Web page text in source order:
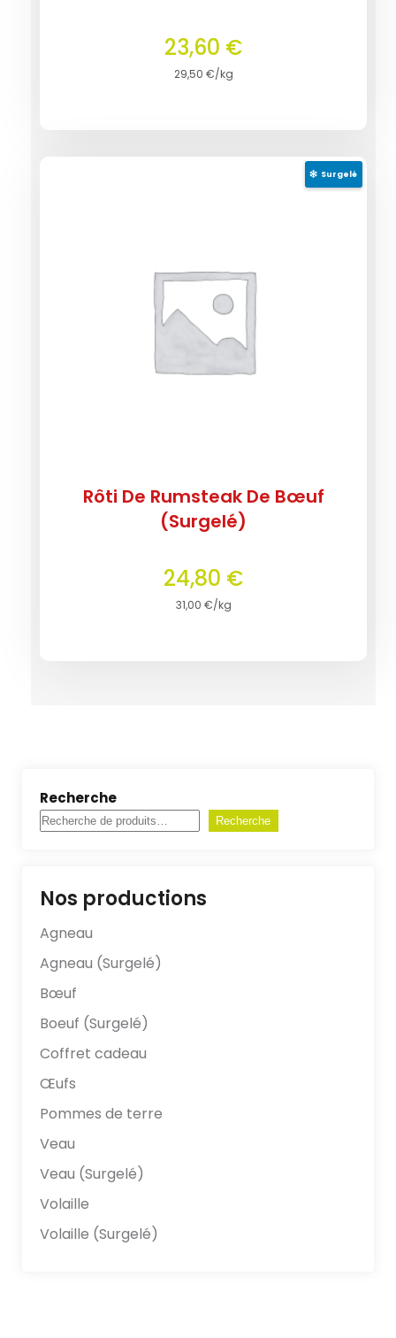
23,60 €
29,50 €/kg
Surgelé
Rôti De Rumsteak De Bœuf
(Surgelé)
24,80 €
31,00 €/kg
Recherche
Recherche
Nos productions
Agneau
Agneau (Surgelé)
Bœuf
Boeuf (Surgelé)
Coffret cadeau
Œufs
Pommes de terre
Veau
Veau (Surgelé)
Volaille
Volaille (Surgelé)